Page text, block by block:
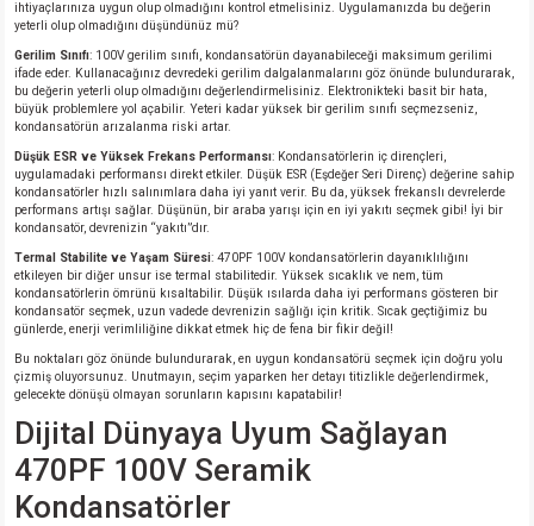
MARKA)
ihtiyaçlarınıza uygun olup olmadığını kontrol etmelisiniz. Uygulamanızda bu değerin
yeterli olup olmadığını düşündünüz mü?
Gerilim Sınıfı: 100V gerilim sınıfı, kondansatörün dayanabileceği maksimum gerilimi
ifade eder. Kullanacağınız devredeki gerilim dalgalanmalarını göz önünde bulundurarak,
bu değerin yeterli olup olmadığını değerlendirmelisiniz. Elektronikteki basit bir hata,
büyük problemlere yol açabilir. Yeteri kadar yüksek bir gerilim sınıfı seçmezseniz,
kondansatörün arızalanma riski artar.
Düşük ESR ve Yüksek Frekans Performansı: Kondansatörlerin iç dirençleri,
uygulamadaki performansı direkt etkiler. Düşük ESR (Eşdeğer Seri Direnç) değerine sahip
kondansatörler hızlı salınımlara daha iyi yanıt verir. Bu da, yüksek frekanslı devrelerde
performans artışı sağlar. Düşünün, bir araba yarışı için en iyi yakıtı seçmek gibi! İyi bir
kondansatör, devrenizin “yakıtı”dır.
Termal Stabilite ve Yaşam Süresi: 470PF 100V kondansatörlerin dayanıklılığını
etkileyen bir diğer unsur ise termal stabilitedir. Yüksek sıcaklık ve nem, tüm
kondansatörlerin ömrünü kısaltabilir. Düşük ısılarda daha iyi performans gösteren bir
kondansatör seçmek, uzun vadede devrenizin sağlığı için kritik. Sıcak geçtiğimiz bu
günlerde, enerji verimliliğine dikkat etmek hiç de fena bir fikir değil!
Bu noktaları göz önünde bulundurarak, en uygun kondansatörü seçmek için doğru yolu
çizmiş oluyorsunuz. Unutmayın, seçim yaparken her detayı titizlikle değerlendirmek,
gelecekte dönüşü olmayan sorunların kapısını kapatabilir!
Dijital Dünyaya Uyum Sağlayan
470PF 100V Seramik
Kondansatörler